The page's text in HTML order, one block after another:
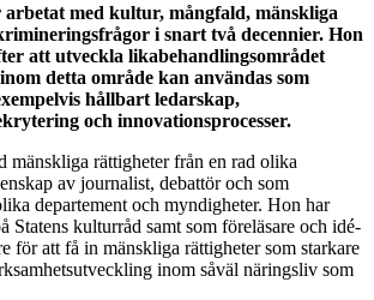
med kultur, mångfald, mänskliga
i snart två decennier. Hon
att utveckla likabehandlingsområdet
detta område kan användas som
hållbart ledarskap,
och innovationsprocesser.
mänskliga rättigheter från en rad olika
av journalist, debattör och som
departement och myndigheter. Hon har
Statens kulturråd samt som föreläsare och idé-
för att få in mänskliga rättigheter som starkare
inom såväl näringsliv som